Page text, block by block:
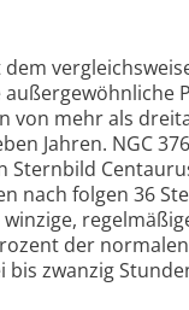
von mehr als
Jahren. NGC
Sternbild
nach folgen 36
der
zwanzig